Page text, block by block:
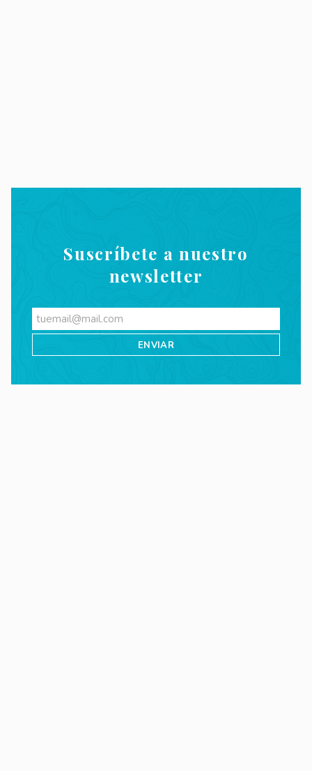
Suscríbete a nuestro
newsletter